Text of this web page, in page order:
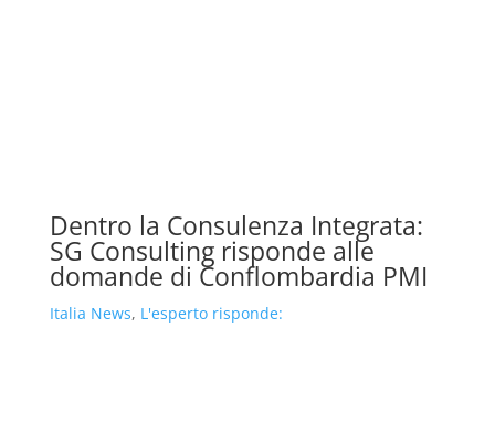
Dentro la Consulenza Integrata:
SG Consulting risponde alle
domande di Conflombardia PMI
Italia News, L'esperto risponde: